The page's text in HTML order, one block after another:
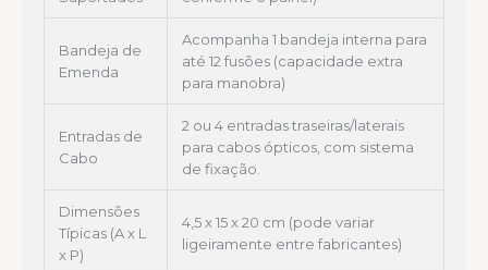
Bandeja de
Emenda
Acompanha 1 bandeja interna para
até 12 fusões (capacidade extra
para manobra)
Entradas de
Cabo
2 ou 4 entradas traseiras/laterais
para cabos ópticos, com sistema
de fixação.
Dimensões
Típicas (A x L
x P)
4,5 x 15 x 20 cm (pode variar
ligeiramente entre fabricantes)